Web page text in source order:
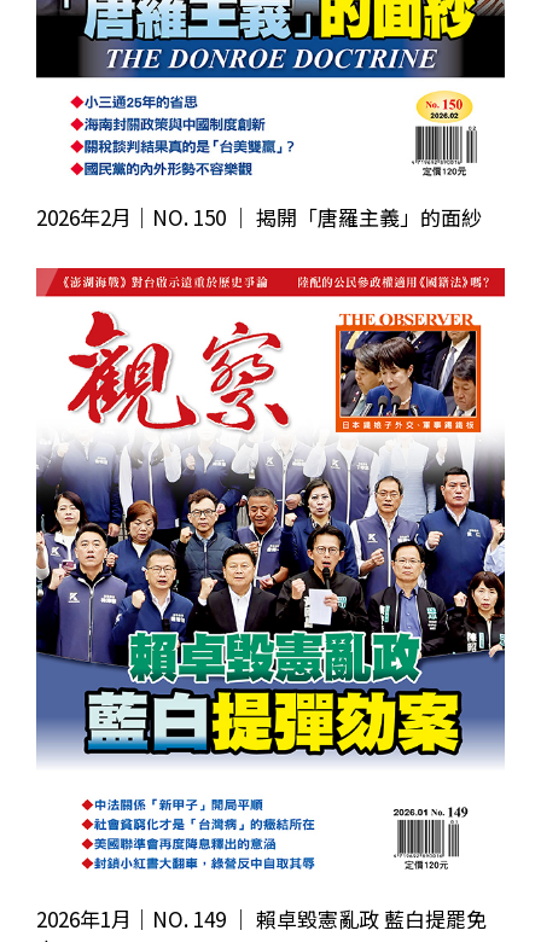
2026年2月｜NO. 150 │ 揭開「唐羅主義」的面紗
2026年1月｜NO. 149 │ 賴卓毀憲亂政 藍白提罷免